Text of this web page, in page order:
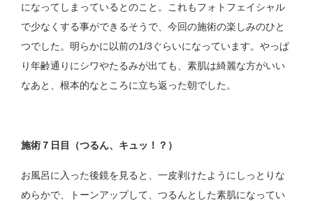
になってしまっているとのこと。これもフォトフェイシャル
で少なくする事ができるそうで、今回の施術の楽しみのひと
つでした。明らかに以前の1/3ぐらいになっています。やっぱ
り年齢通りにシワやたるみが出ても、素肌は綺麗な方がいい
なあと、根本的なところに立ち返った朝でした。
施術７日目（つるん、キュッ！？）
お風呂に入った後鏡を見ると、一皮剥けたようにしっとりな
めらかで、トーンアップして、つるんとした素肌になってい